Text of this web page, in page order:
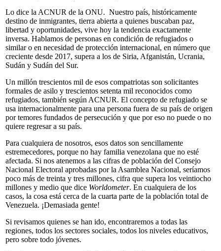
Lo dice la ACNUR de la ONU. Nuestro país, históricamente
destino de inmigrantes, tierra abierta a quienes buscaban paz,
libertad y oportunidades, vive hoy la tendencia exactamente
inversa. Hablamos de personas en condición de refugiados o
similar o en necesidad de protección internacional, en número que
creciente desde 2017, supera a los de Siria, Afganistán, Ucrania,
Sudán y Sudán del Sur.
Un millón trescientos mil de esos compatriotas son solicitantes
formales de asilo y trescientos setenta mil reconocidos como
refugiados, también según ACNUR. El concepto de refugiado se
usa internacionalmente para una persona fuera de su país de origen
por temores fundados de persecución y que por eso no puede o no
quiere regresar a su país.
Para cualquiera de nosotros, esos datos son sencillamente
estremecedores, porque no hay familia venezolana que no esté
afectada. Si nos atenemos a las cifras de población del Consejo
Nacional Electoral aprobadas por la Asamblea Nacional, seríamos
poco más de treinta y tres millones, cifra que supera los veintiocho
millones y medio que dice Worldometer. En cualquiera de los
casos, la cosa está cerca de la cuarta parte de la población total de
Venezuela. ¡Demasiada gente!
Si revisamos quienes se han ido, encontraremos a todas las
regiones, todos los sectores sociales, todos los niveles educativos,
pero sobre todo jóvenes.